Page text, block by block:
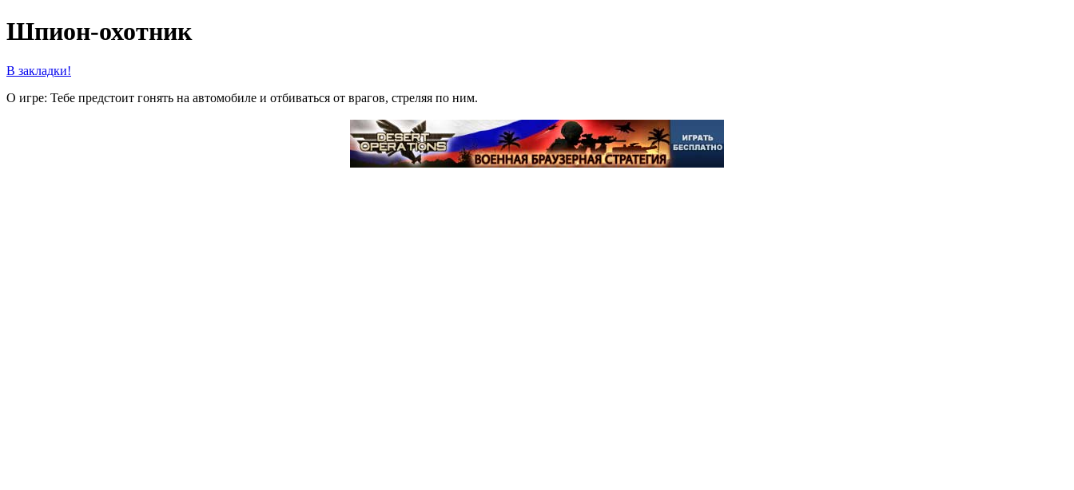
Шпион-охотник
В закладки!
О игре: Тебе предстоит гонять на автомобиле и отбиваться от врагов, стреляя по ним.